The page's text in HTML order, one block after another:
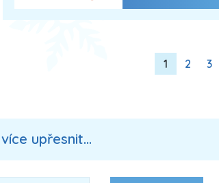
1 2 3
upřesnit...